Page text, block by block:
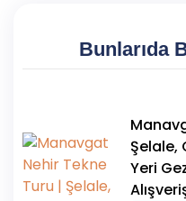
Bunlarıda
Şelale,
Yeri